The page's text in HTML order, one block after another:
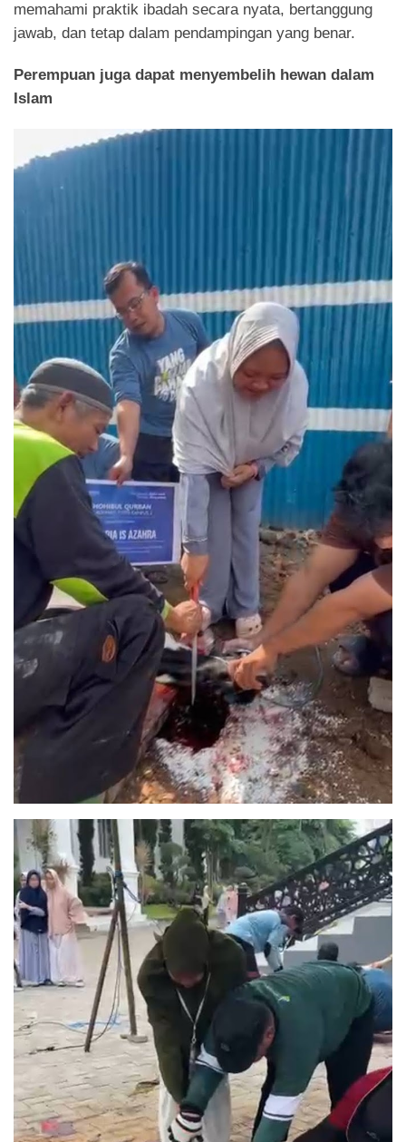
memahami praktik ibadah secara nyata, bertanggung
jawab, dan tetap dalam pendampingan yang benar.
Perempuan juga dapat menyembelih hewan dalam
Islam